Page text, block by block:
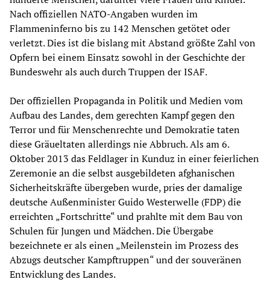
Nach offiziellen NATO-Angaben wurden im
Flammeninferno bis zu 142 Menschen getötet oder
verletzt. Dies ist die bislang mit Abstand größte Zahl von
Opfern bei einem Einsatz sowohl in der Geschichte der
Bundeswehr als auch durch Truppen der ISAF.
Der offiziellen Propaganda in Politik und Medien vom
Aufbau des Landes, dem gerechten Kampf gegen den
Terror und für Menschenrechte und Demokratie taten
diese Gräueltaten allerdings nie Abbruch. Als am 6.
Oktober 2013 das Feldlager in Kunduz in einer feierlichen
Zeremonie an die selbst ausgebildeten afghanischen
Sicherheitskräfte übergeben wurde, pries der damalige
deutsche Außenminister Guido Westerwelle (FDP) die
erreichten „Fortschritte“ und prahlte mit dem Bau von
Schulen für Jungen und Mädchen. Die Übergabe
bezeichnete er als einen „Meilenstein im Prozess des
Abzugs deutscher Kampftruppen“ und der souveränen
Entwicklung des Landes.